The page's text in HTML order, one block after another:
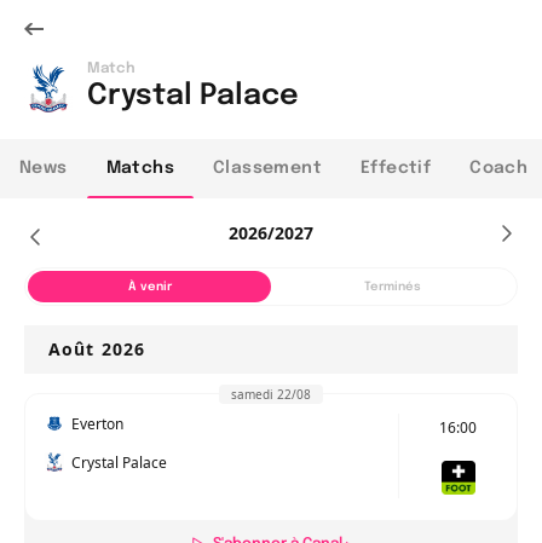
Match
Crystal Palace
News Matchs Classement Effectif Coach
2026/2027
À venir Terminés
Août 2026
samedi 22/08
Everton
Crystal Palace
16:00